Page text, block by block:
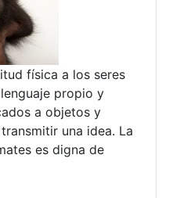
física a los seres
propio y
a objetos y
una idea. La
es digna de